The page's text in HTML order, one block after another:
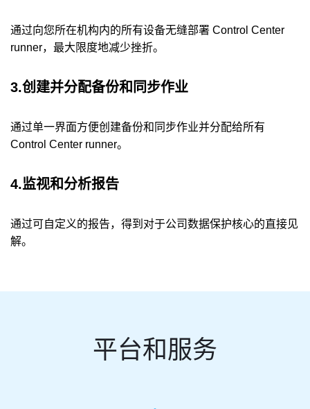
通过向您所在机构内的所有设备无缝部署 Control Center
runner，最大限度地减少挫折。
3.创建并分配备份和同步作业
通过单一界面方便创建备份和同步作业并分配给所有
Control Center runner。
4.监视和分析报告
通过可自定义的报告，得到对于公司数据保护核心的直接见
解。
平台和服务